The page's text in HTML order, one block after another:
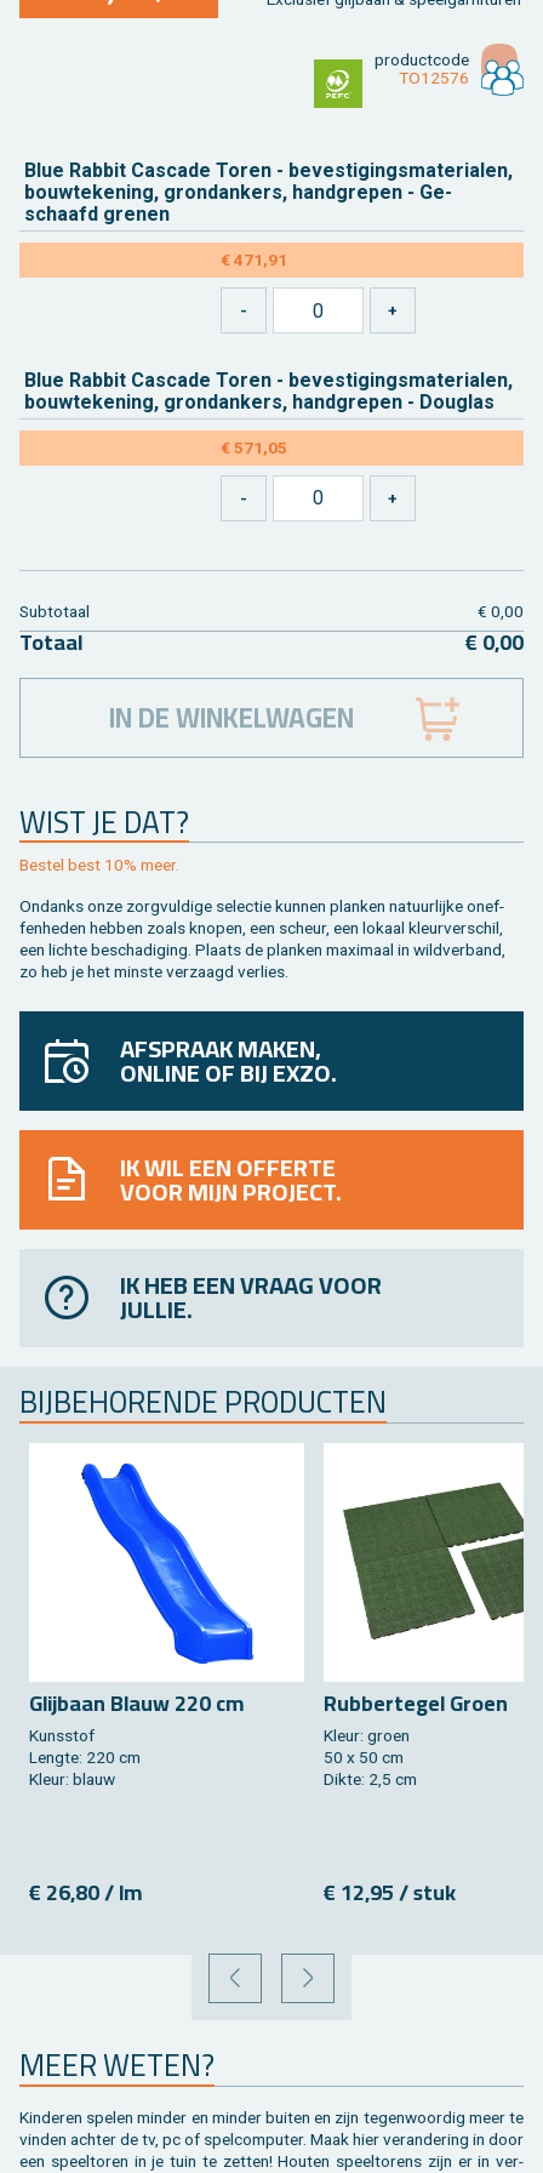
product­code
TO12576
Blue Rab­bit Cas­ca­de Toren - be­ves­ti­gings­ma­te­ri­a­len,
bouw­te­ke­ning, grondan­kers, hand­gre­pen - Ge­
schaafd gre­nen
€ 471,91
Blue Rab­bit Cas­ca­de Toren - be­ves­ti­gings­ma­te­ri­a­len,
bouw­te­ke­ning, grondan­kers, hand­gre­pen - Dou­g­las
€ 571,05
WIST JE DAT?
Be­stel best 10% meer.
On­danks onze zorg­vul­di­ge se­lec­tie kun­nen plan­ken na­tuur­lij­ke on­ef­
fen­he­den heb­ben zoals kno­pen, een scheur, een lo­kaal kleur­ver­schil,
een lich­te be­scha­di­ging. Plaats de plan­ken maxi­maal in wild­ver­band,
zo heb je het min­ste ver­zaagd ver­lies.
Sub­to­taal € 0,00
To­taal € 0,00
IN DE WINKELWAGEN
AFSPRAAK MAKEN,
ONLINE OF BIJ EXZO.
IK WIL EEN OFFERTE
VOOR MIJN PROJECT.
IK HEB EEN VRAAG VOOR
JULLIE.
BIJ­BE­HO­REN­DE PRO­DUC­TEN
Glij­baan Blauw 220 cm
Kuns­stof
Leng­te: 220 cm
Kleur: blauw
€ 26,80 / lm
Rub­ber­te­gel Groen
Kleur: groen
50 x 50 cm
Dikte: 2,5 cm
€ 12,95 / stuk
VORIGE VOLGENDE
MEER WETEN?
Kin­de­ren spe­len min­der en min­der bui­ten en zijn te­gen­woor­dig meer te
vin­den ach­ter de tv, pc of spel­com­pu­ter. Maak hier ver­an­de­ring in door
een speel­to­ren in je tuin te zet­ten! Hou­ten speel­to­rens zijn er in ver­